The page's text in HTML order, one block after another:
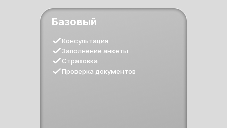
Базовый
Консультация
Заполнение анкеты
Страховка
Проверка документов